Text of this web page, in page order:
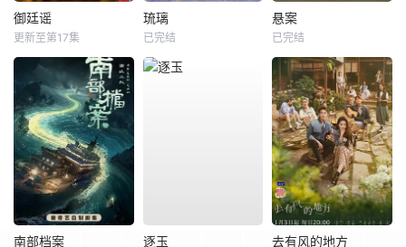
御廷谣
更新至第17集
琉璃
已完结
悬案
已完结
南部档案 逐玉 去有风的地方